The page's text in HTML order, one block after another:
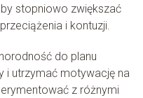
stopniowo zwiększać
i kontuzji.
do planu
i utrzymać motywację na
z różnymi